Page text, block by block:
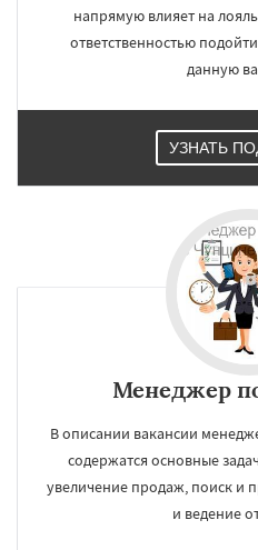
Работаем по
Гонконг
Чанша Ханчжоу Ахмедабад
Рио де Жанейро Сиань
Бангкок Сантьяго Сингапур
Дар-эс-Салам Янгон
напрямую влияет на
ответственностью
данную
УЗНАТЬ
Менеджер
В описании вакансии
содержатся основные
увеличение продаж, поиск и
и ведение
УЗНАТЬ
Даю согласие на